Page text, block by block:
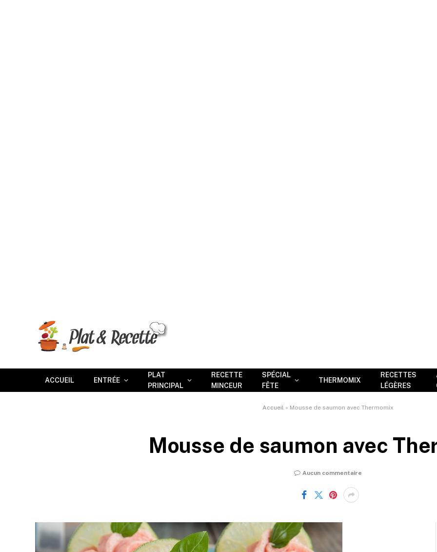
ACCUEIL ENTRÉE
PLAT
PRINCIPAL
RECETTE
MINCEUR
SPÉCIAL
FÊTE
THERMOMIX
RECETTES
LÉGÈRES
Accueil » Mousse de saumon avec Thermomix
Mousse de saumon avec
Aucun commentaire